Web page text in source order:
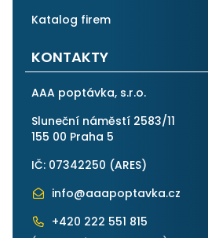
Katalog firem
KONTAKTY
AAA poptávka, s.r.o.
Sluneční náměstí 2583/11
155 00 Praha 5
IČ: 07342250 (ARES)
info@aaapoptavka.cz
+420 222 551 815